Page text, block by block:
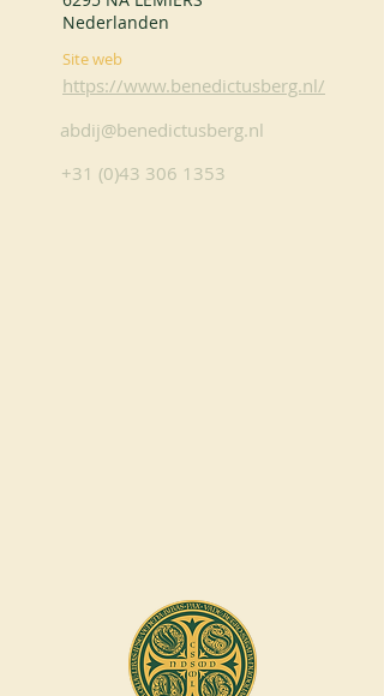
Nederlanden
Site web
https://www.benedictusberg.nl/
abdij@benedictusberg.nl
+31 (0)43 306 1353